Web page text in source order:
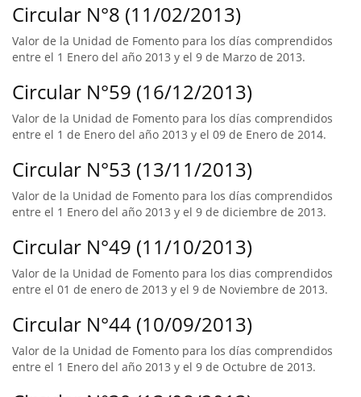
Circular N°8 (11/02/2013)
Valor de la Unidad de Fomento para los días comprendidos
entre el 1 Enero del año 2013 y el 9 de Marzo de 2013.
Circular N°59 (16/12/2013)
Valor de la Unidad de Fomento para los días comprendidos
entre el 1 de Enero del año 2013 y el 09 de Enero de 2014.
Circular N°53 (13/11/2013)
Valor de la Unidad de Fomento para los días comprendidos
entre el 1 Enero del año 2013 y el 9 de diciembre de 2013.
Circular N°49 (11/10/2013)
Valor de la Unidad de Fomento para los dias comprendidos
entre el 01 de enero de 2013 y el 9 de Noviembre de 2013.
Circular N°44 (10/09/2013)
Valor de la Unidad de Fomento para los días comprendidos
entre el 1 Enero del año 2013 y el 9 de Octubre de 2013.